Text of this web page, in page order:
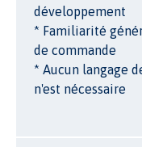
développement
* Familiarité
de commande
* Aucun langage
n'est nécessaire